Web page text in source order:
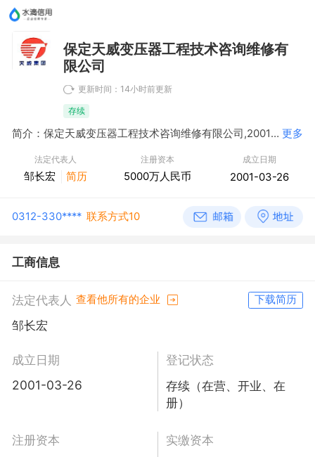
保定天威变压器工程技术咨询维修有
限公司
更新时间：14小时前更新
存续
简介：保定天威变压器工程技术咨询维修有限公司,2001年03月26日成立，经营范围包括变压器、整流器和电感器及电气设备的设计、制造、试验、安装的技术咨询、技术服务、维护、修理；变压器及零部件材料的销售；发电机及发电机组、配电开关控制设备、电力电子元器件、光伏设备及元器件、风能原动设备、电线、电缆、工业自动控制系统装置、电工仪器仪表、电工机械专用设备的研发、制造、销售、租赁、修理、安装；电力工程施工；风力发电；太阳能发电；核力发电；新能源专业技术咨询服务；节能技术推广服务；新能源技术推广服务；检测服务。（依法须经批准的项目，经相关部门批准后方可开展经营活动） 更多
法定代表人
邹长宏 简历
注册资本
5000万人民币
成立日期
2001-03-26
0312-330**** 联系方式10
工商信息
法定代表人 查看他所有的企业 下载简历
邹长宏
成立日期
2001-03-26
登记状态
存续（在营、开业、在
册）
注册资本
实缴资本